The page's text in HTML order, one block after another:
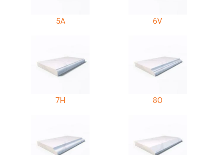
5A 6V
7H 8O